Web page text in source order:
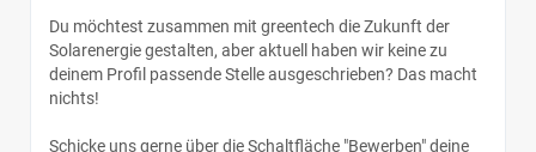
Du möchtest zusammen mit greentech die Zukunft der
Solarenergie gestalten, aber aktuell haben wir keine zu
deinem Profil passende Stelle ausgeschrieben? Das macht
nichts!
Schicke uns gerne über die Schaltfläche "Bewerben" deine